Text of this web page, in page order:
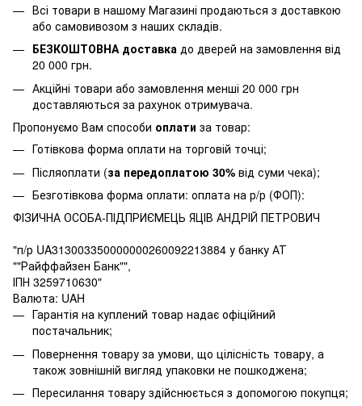
Всі товари в нашому Магазині продаються з доставкою
або самовивозом з наших складів.
БЕЗКОШТОВНА доставка до дверей на замовлення від
20 000 грн.
Акційні товари або замовлення менші 20 000 грн
доставляються за рахунок отримувача.
Пропонуємо Вам способи оплати за товар:
Готівкова форма оплати на торговій точці;
Післяоплати (за передоплатою 30% від суми чека);
Безготівкова форма оплати: оплата на р/р (ФОП):
ФІЗИЧНА ОСОБА-ПІДПРИЄМЕЦЬ ЯЦІВ АНДРІЙ ПЕТРОВИЧ
"п/р UA313003350000000260092213884 у банку АТ
""Райффайзен Банк"",
ІПН 3259710630"
Валюта: UAH
Гарантія на куплений товар надає офіційний
постачальник;
Повернення товару за умови, що цілісність товару, а
також зовнішній вигляд упаковки не пошкоджена;
Пересилання товару здійснюється з допомогою покупця;